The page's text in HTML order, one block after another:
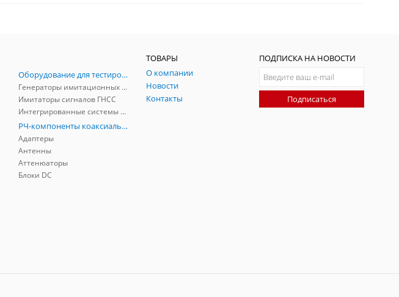
Оборудование для тестирования и симуляции ГНСС
Генераторы имитационных и заградительных помех
Имитаторы сигналов ГНСС
Интегрированные системы защиты от ГНСС-помех
РЧ-компоненты коаксиальные
Адаптеры
Антенны
Аттенюаторы
Блоки DC
ТОВАРЫ
О компании
Новости
Контакты
ПОДПИСКА НА НОВОСТИ
Подписаться